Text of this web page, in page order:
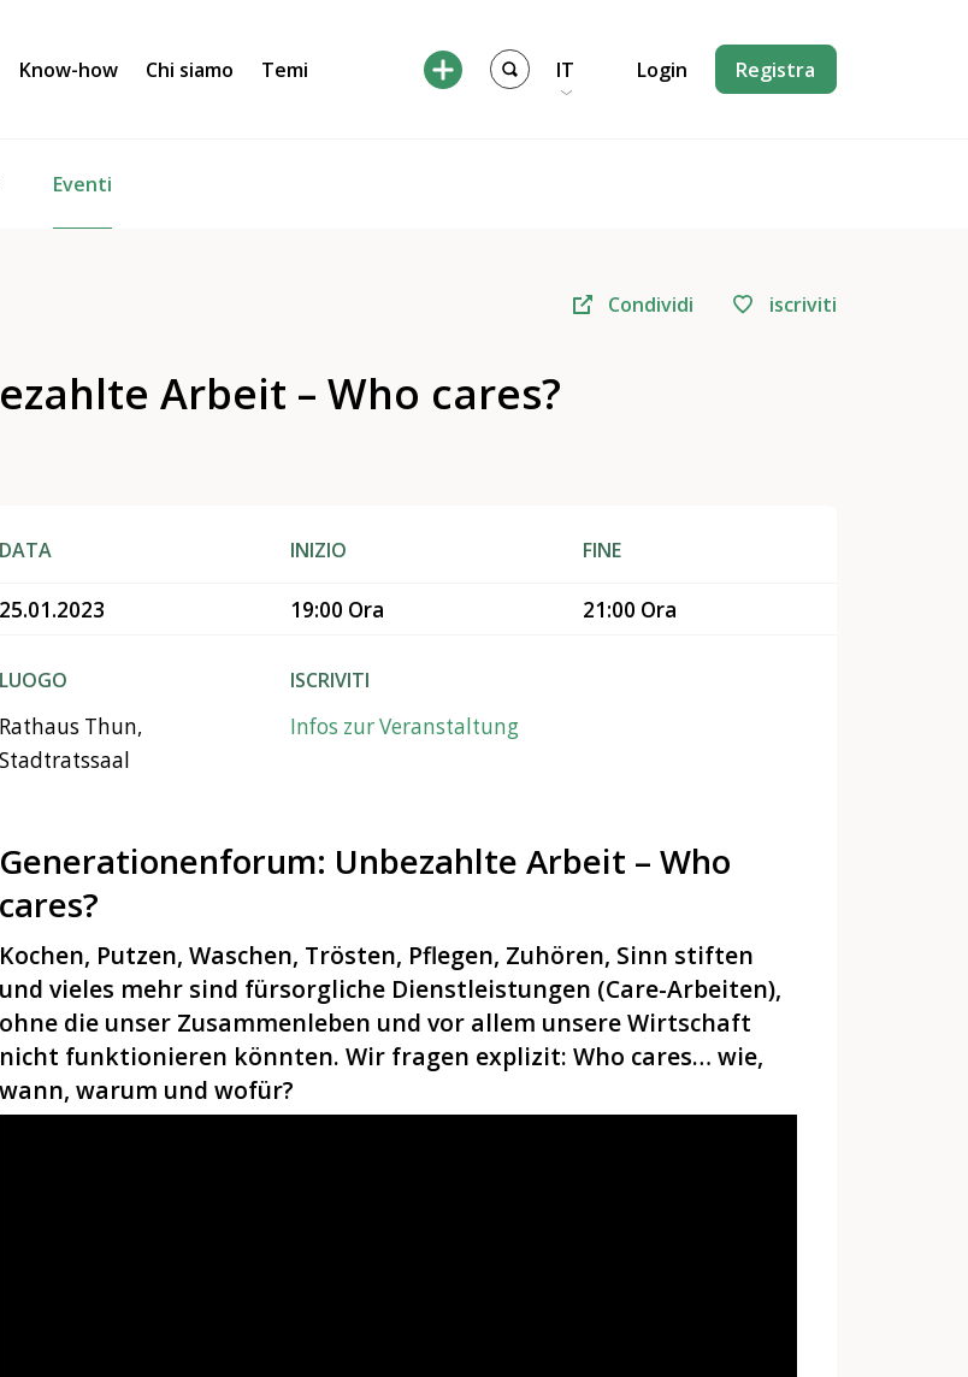
Eventi
Know-how Chi siamo Temi IT Login Registra
Condividi iscriviti
Arbeit – Who cares?
DATA INIZIO FINE
25.01.2023 19:00 Ora 21:00 Ora
LUOGO
Rathaus Thun,
Stadtratssaal
ISCRIVITI
Infos zur Veranstaltung
Generationenforum: Unbezahlte Arbeit – Who
cares?
Kochen, Putzen, Waschen, Trösten, Pflegen, Zuhören, Sinn stiften
und vieles mehr sind fürsorgliche Dienstleistungen (Care-Arbeiten),
ohne die unser Zusammenleben und vor allem unsere Wirtschaft
nicht funktionieren könnten. Wir fragen explizit: Who cares… wie,
wann, warum und wofür?